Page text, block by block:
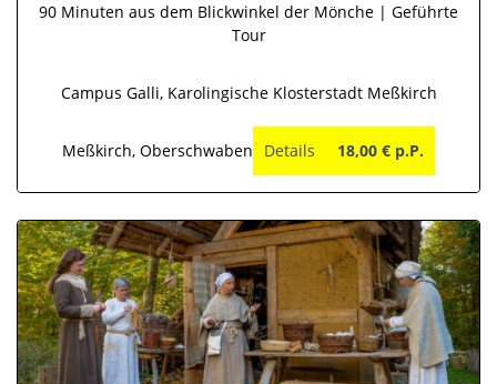
90 Minuten aus dem Blickwinkel der Mönche | Geführte
Tour
Campus Galli, Karolingische Klosterstadt Meßkirch
Meßkirch, Oberschwaben Details 18,00 € p.P.